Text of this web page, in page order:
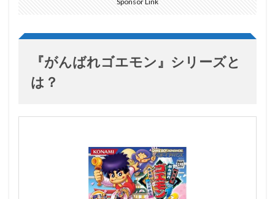
『がんばれゴエモン』シリーズと
は？